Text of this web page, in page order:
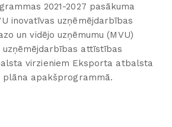
2021-2027 pasākuma
inovatīvas uzņēmējdarbības
un vidējo uzņēmumu (MVU)
uzņēmējdarbības attīstības
virzieniem Eksporta atbalsta
plāna apakšprogrammā.